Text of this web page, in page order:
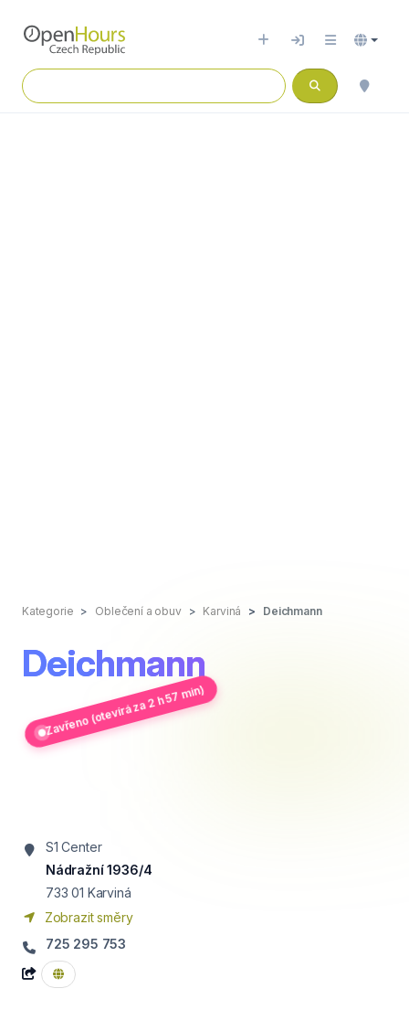
Kategorie Oblečení a obuv Karviná Deichmann
Deichmann
Zavřeno (otevírá za 2 h 57 min)
S1 Center
Nádražní 1936/4
733 01 Karviná
Zobrazit směry
725 295 753